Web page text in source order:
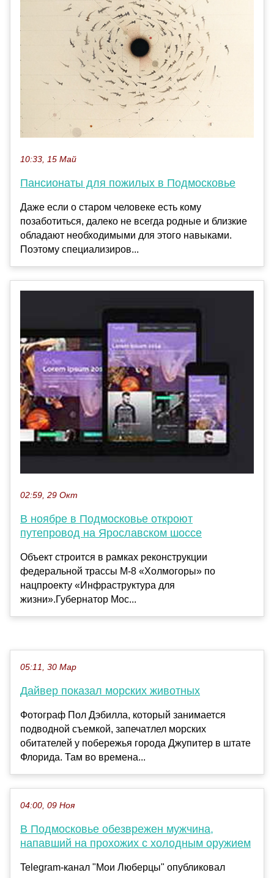
10:33, 15 Май
Пансионаты для пожилых в Подмосковье
Даже если о старом человеке есть кому
позаботиться, далеко не всегда родные и близкие
обладают необходимыми для этого навыками.
Поэтому специализиров...
02:59, 29 Окт
В ноябре в Подмосковье откроют
путепровод на Ярославском шоссе
Объект строится в рамках реконструкции
федеральной трассы М-8 «Холмогоры» по
нацпроекту «Инфраструктура для
жизни».Губернатор Мос...
05:11, 30 Мар
Дайвер показал морских животных
Фотограф Пол Дэбилла, который занимается
подводной съемкой, запечатлел морских
обитателей у побережья города Джупитер в штате
Флорида. Там во времена...
04:00, 09 Ноя
В Подмосковье обезврежен мужчина,
напавший на прохожих с холодным оружием
Telegram-канал "Мои Люберцы" опубликовал